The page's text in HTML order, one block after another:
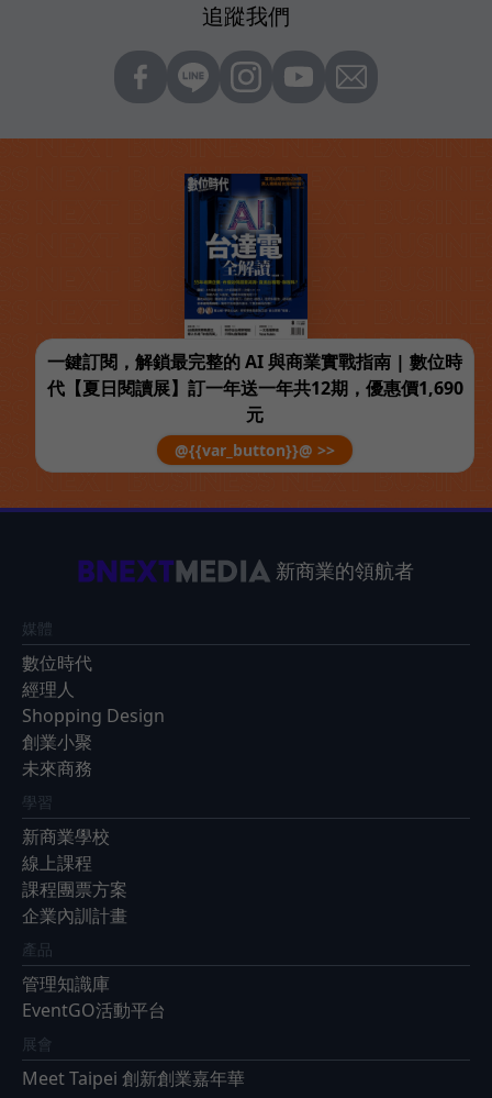
追蹤我們
一鍵訂閱，解鎖最完整的 AI 與商業實戰指南 | 數位時
代【夏日閱讀展】訂一年送一年共12期，優惠價1,690
元
@{{var_button}}@ >>
新商業的領航者
媒體
數位時代
經理人
Shopping Design
創業小聚
未來商務
學習
新商業學校
線上課程
課程團票方案
企業內訓計畫
產品
管理知識庫
EventGO活動平台
展會
Meet Taipei 創新創業嘉年華